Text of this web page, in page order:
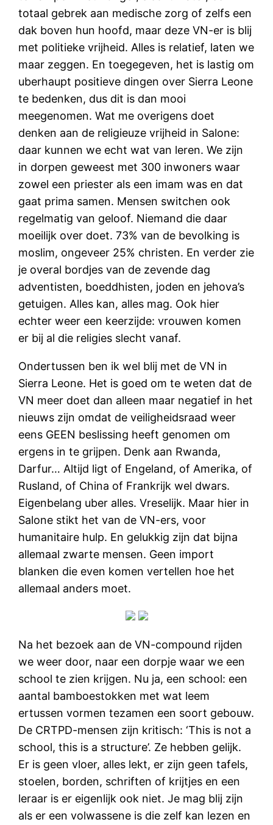
totaal gebrek aan medische zorg of zelfs een
dak boven hun hoofd, maar deze VN-er is blij
met politieke vrijheid. Alles is relatief, laten we
maar zeggen. En toegegeven, het is lastig om
uberhaupt positieve dingen over Sierra Leone
te bedenken, dus dit is dan mooi
meegenomen. Wat me overigens doet
denken aan de religieuze vrijheid in Salone:
daar kunnen we echt wat van leren. We zijn
in dorpen geweest met 300 inwoners waar
zowel een priester als een imam was en dat
gaat prima samen. Mensen switchen ook
regelmatig van geloof. Niemand die daar
moeilijk over doet. 73% van de bevolking is
moslim, ongeveer 25% christen. En verder zie
je overal bordjes van de zevende dag
adventisten, boeddhisten, joden en jehova’s
getuigen. Alles kan, alles mag. Ook hier
echter weer een keerzijde: vrouwen komen
er bij al die religies slecht vanaf.
Ondertussen ben ik wel blij met de VN in
Sierra Leone. Het is goed om te weten dat de
VN meer doet dan alleen maar negatief in het
nieuws zijn omdat de veiligheidsraad weer
eens GEEN beslissing heeft genomen om
ergens in te grijpen. Denk aan Rwanda,
Darfur… Altijd ligt of Engeland, of Amerika, of
Rusland, of China of Frankrijk wel dwars.
Eigenbelang uber alles. Vreselijk. Maar hier in
Salone stikt het van de VN-ers, voor
humanitaire hulp. En gelukkig zijn dat bijna
allemaal zwarte mensen. Geen import
blanken die even komen vertellen hoe het
allemaal anders moet.
Na het bezoek aan de VN-compound rijden
we weer door, naar een dorpje waar we een
school te zien krijgen. Nu ja, een school: een
aantal bamboestokken met wat leem
ertussen vormen tezamen een soort gebouw.
De CRTPD-mensen zijn kritisch: ‘This is not a
school, this is a structure’. Ze hebben gelijk.
Er is geen vloer, alles lekt, er zijn geen tafels,
stoelen, borden, schriften of krijtjes en een
leraar is er eigenlijk ook niet. Je mag blij zijn
als er een volwassene is die zelf kan lezen en